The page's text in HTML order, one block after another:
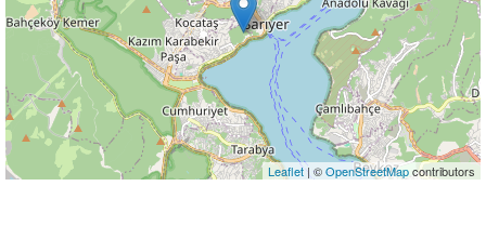
Leaflet| ©OpenStreetMapcontributors